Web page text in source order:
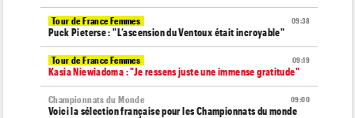
09:38
Tour de France Femmes
Puck Pieterse : "L’ascension du Ventoux était incroyable"
09:19
Tour de France Femmes
Kasia Niewiadoma : "Je ressens juste une immense gratitude"
09:00
Championnats du Monde
Voici la sélection française pour les Championnats du monde